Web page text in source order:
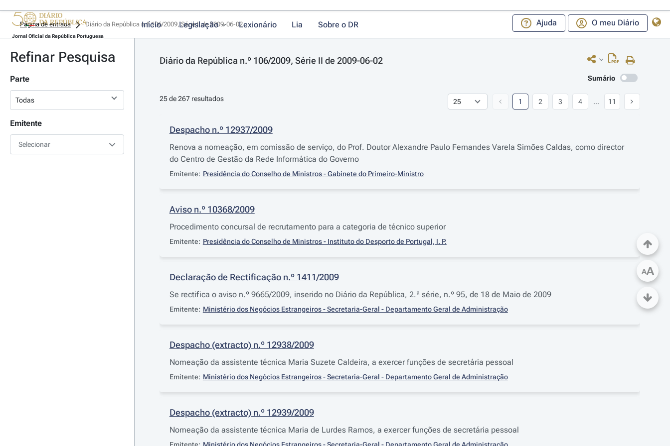
Jornal Oficial da República Portuguesa
Início Legislação Lexionário Lia Sobre o DR Ajuda O meu Diário
Página de entrada Diário da República n.º 106/2009, Série II de 2009-06-02
Refinar Pesquisa
Parte
Emitente
Selecionar
Diário da República n.º 106/2009, Série II de 2009-06-02
Sumário
25 de 267 resultados 1 2 3 4 ... 11
Despacho n.º 12937/2009
Renova a nomeação, em comissão de serviço, do Prof. Doutor Alexandre Paulo Fernandes Varela Simões Caldas, como director
do Centro de Gestão da Rede Informática do Governo
Emitente: Presidência do Conselho de Ministros - Gabinete do Primeiro-Ministro
Aviso n.º 10368/2009
Procedimento concursal de recrutamento para a categoria de técnico superior
Emitente: Presidência do Conselho de Ministros - Instituto do Desporto de Portugal, I. P.
Declaração de Rectificação n.º 1411/2009
Se rectifica o aviso n.º 9665/2009, inserido no Diário da República, 2.ª série, n.º 95, de 18 de Maio de 2009
Emitente: Ministério dos Negócios Estrangeiros - Secretaria-Geral - Departamento Geral de Administração
Despacho (extracto) n.º 12938/2009
Nomeação da assistente técnica Maria Suzete Caldeira, a exercer funções de secretária pessoal
Emitente: Ministério dos Negócios Estrangeiros - Secretaria-Geral - Departamento Geral de Administração
Despacho (extracto) n.º 12939/2009
Nomeação da assistente técnica Maria de Lurdes Ramos, a exercer funções de secretária pessoal
AA